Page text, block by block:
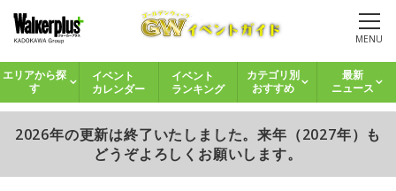
MENU
エリアから探
す
イベント
カレンダー
イベント
ランキング
カテゴリ別
おすすめ
最新
ニュース
2026年の更新は終了いたしました。来年（2027年）も
どうぞよろしくお願いします。